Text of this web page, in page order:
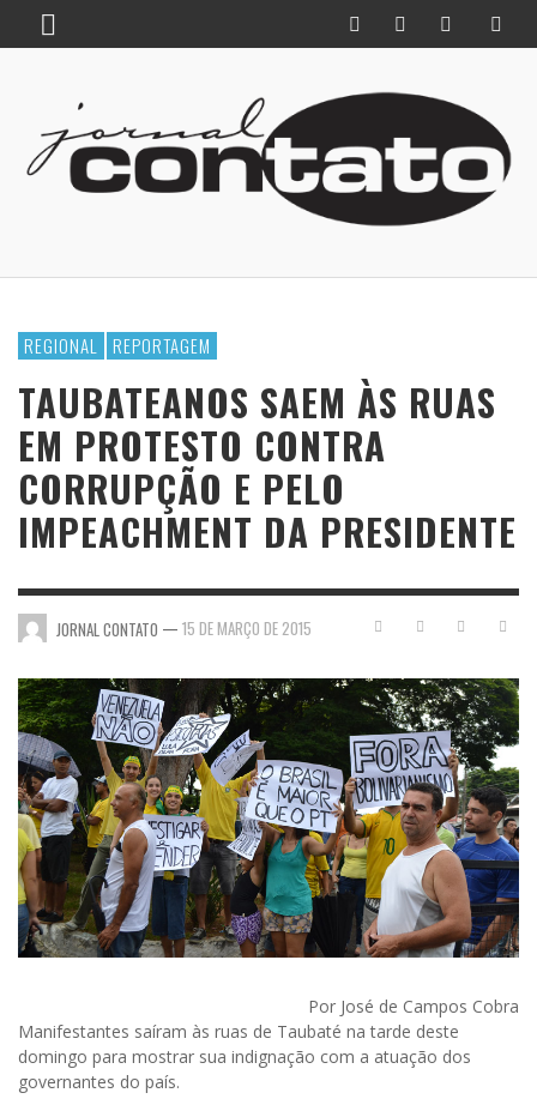
REGIONAL REPORTAGEM
TAUBATEANOS SAEM ÀS RUAS
EM PROTESTO CONTRA
CORRUPÇÃO E PELO
IMPEACHMENT DA PRESIDENTE
JORNAL CONTATO — 15 DE MARÇO DE 2015
Por José de Campos Cobra
Manifestantes saíram às ruas de Taubaté na tarde deste
domingo para mostrar sua indignação com a atuação dos
governantes do país.